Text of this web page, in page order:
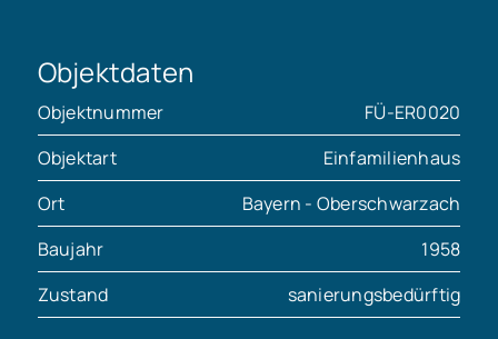
Objektdaten
Objektnummer
FÜ-ER0020
Objektart
Einfamilienhaus
Ort
Bayern - Oberschwarzach
Baujahr
1958
Zustand
sanierungsbedürftig